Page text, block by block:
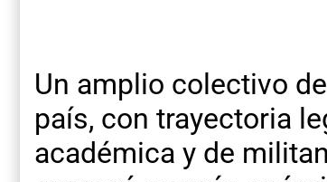
Un amplio colectivo
país, con trayectoria
académica y de